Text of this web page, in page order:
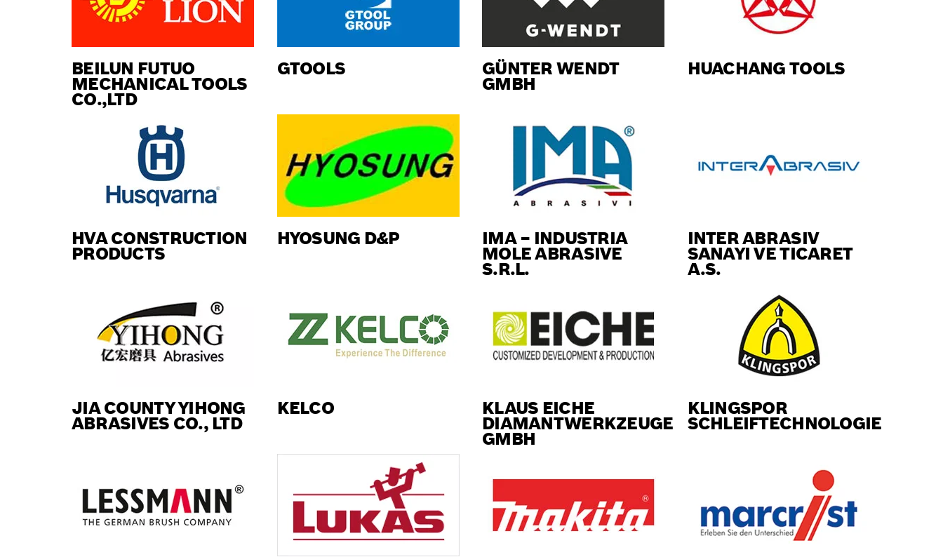
BEILUN FUTUO
MECHANICAL TOOLS
CO.,LTD
GTOOLS GÜNTER WENDT
GMBH
HUACHANG TOOLS
HVA CONSTRUCTION
PRODUCTS
HYOSUNG D&P IMA – INDUSTRIA
MOLE ABRASIVE
S.R.L.
INTER ABRASIV
SANAYI VE TICARET
A.S.
JIA COUNTY YIHONG
ABRASIVES CO., LTD
KELCO KLAUS EICHE
DIAMANTWERKZEUGE
GMBH
KLINGSPOR
SCHLEIFTECHNOLOGIE